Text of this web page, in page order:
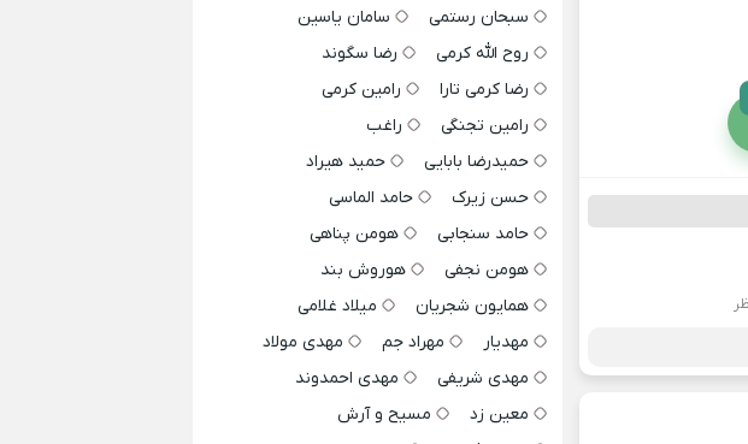
سبحان رستمی
سامان یاسین
روح الله کرمی
رضا سگوند
رضا کرمی تارا
رامین کرمی
رامین تجنگی
راغب
حمیدرضا بابایی
حمید هیراد
حسن زیرک
حامد الماسی
حامد سنجابی
هومن پناهی
هومن نجفی
هوروش بند
همایون شجریان
میلاد غلامی
مهدیار
مهراد جم
مهدی مولاد
مهدی شریفی
مهدی احمدوند
معین زد
مسیح و آرش